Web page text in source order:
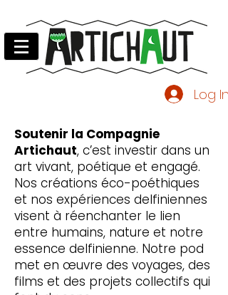
Log In
Soutenir la Compagnie
Artichaut, c’est investir dans un
art vivant, poétique et engagé.
Nos créations éco-poéthiques
et nos expériences delfiniennes
visent à réenchanter le lien
entre humains, nature et notre
essence delfinienne. Notre pod
met en œuvre des voyages, des
films et des projets collectifs qui